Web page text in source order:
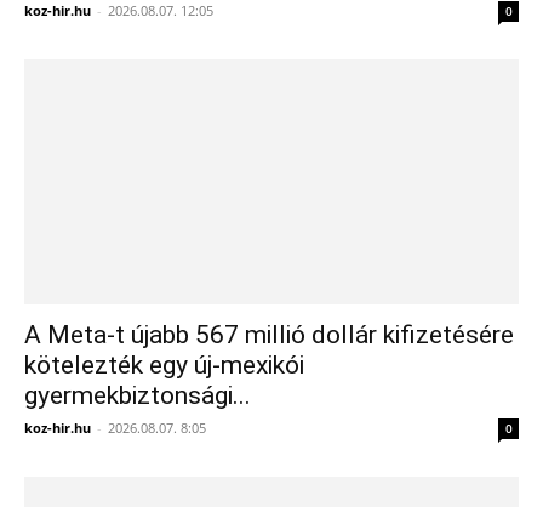
koz-hir.hu - 2026.08.07. 12:05 0
A Meta-t újabb 567 millió dollár kifizetésére
kötelezték egy új-mexikói
gyermekbiztonsági...
koz-hir.hu - 2026.08.07. 8:05 0